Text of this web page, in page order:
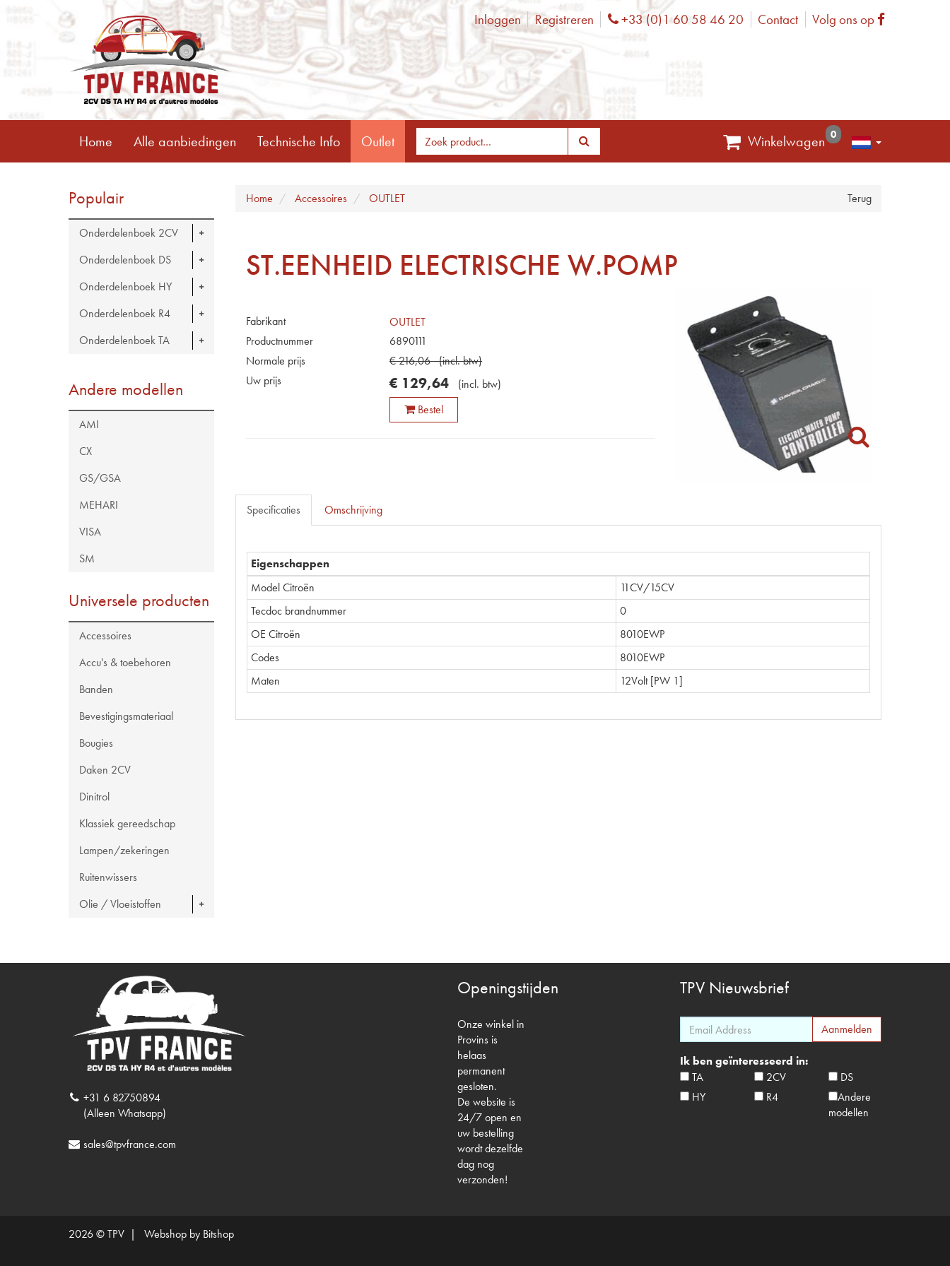
Inloggen Registreren Phone
+33 (0)1 60 58 46 20 Contact Volg ons op Facebook
Home Alle aanbiedingen Technische Info Outlet Winkelwagen 0
Populair
Onderdelenboek 2CV
Onderdelenboek DS
Onderdelenboek HY
Onderdelenboek R4
Onderdelenboek TA
Andere modellen
AMI
CX
GS/GSA
MEHARI
VISA
SM
Universele producten
Accessoires
Accu's & toebehoren
Banden
Bevestigingsmateriaal
Bougies
Daken 2CV
Dinitrol
Klassiek gereedschap
Lampen/zekeringen
Ruitenwissers
Olie / Vloeistoffen
Terug
Home Accessoires OUTLET
ST.EENHEID ELECTRISCHE W.POMP
Fabrikant
OUTLET
Productnummer
6890111
Normale prijs
€216,06 (incl. btw)
Uw prijs
€ 129,64 (incl. btw)
Bestel
Specificaties Omschrijving
Eigenschappen
Model Citroën
11CV/15CV
Tecdoc brandnummer
0
OE Citroën
8010EWP
Codes
8010EWP
Maten
12Volt [PW 1]
+31 6 82750894
(Alleen Whatsapp)
sales@tpvfrance.com
Openingstijden
Onze winkel in
Provins is
helaas
permanent
gesloten.
De website is
24/7 open en
uw bestelling
wordt dezelfde
dag nog
verzonden!
TPV Nieuwsbrief
Ik ben geïnteresseerd in:
TA
2CV
DS
HY
R4
Andere
modellen
2026 © TPV | Webshop by Bitshop